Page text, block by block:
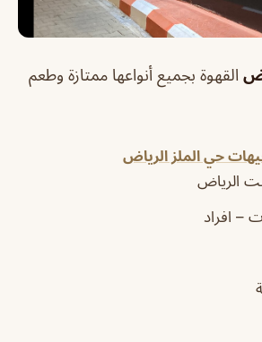
القهوة بجميع أنواعها ممتازة وطعم
حي الملز الرياض
الرياض
– افراد